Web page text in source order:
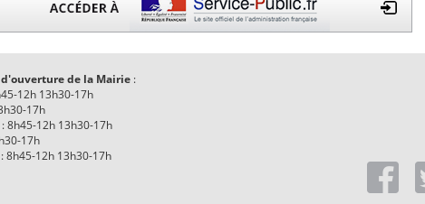
de la Mairie:
12h 13h30-17h
17h
8h45-12h 13h30-17h
17h
8h45-12h 13h30-17h